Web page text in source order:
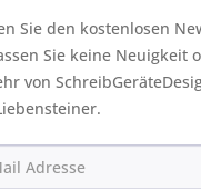
Sie den kostenlosen
Sie keine Neuigkeit
von